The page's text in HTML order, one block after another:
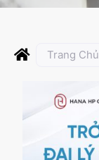
Trang Chủ